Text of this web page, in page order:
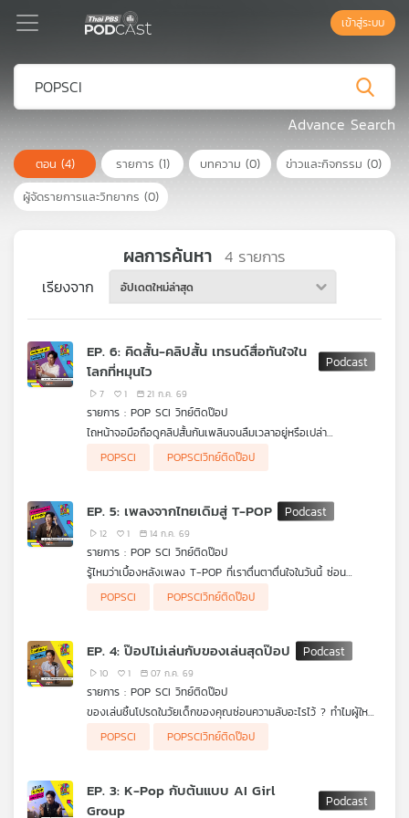
Podcast
เพล
ย์
ลิ
เพล
สต์
บทความ
และ
กิจกรรม
เข้าสู่ระบบ
Advance Search
ตอน (4) รายการ (1) บทความ (0) ข่าวและกิจกรรม (0)
ผู้จัดรายการและวิทยากร (0)
ผลการค้นหา 4 รายการ
เรียงจาก อัปเดตใหม่ล่าสุด
EP. 6: คิดสั้น-คลิปสั้น เทรนด์สื่อทันใจใน
โลกที่หมุนไว
7 1 21 ก.ค. 69
รายการ : POP SCI วิทย์ติดป๊อป
ไถหน้าจอมือถือดูคลิปสั้นกันเพลินจนลืมเวลาอยู่หรือเปล่า
#POPSCIวิทย์ติดป๊อป จะพาทุกคนไปแกะรอยเบื้องหลังปรากฏการณ์
"คลิปสั้น" ที่ยึดครองโลกโซเชียลในปัจจุบัน เจาะลึกวิวัฒนาการตั้งแต่
YouTube Shorts พร้อมไขความลับทางวิทยาศาสตร์สมองและข้อ
ควรระวังในยุคสมาธิสั้นที่สื่อต้องเอาชนะความเบื่อให้ได้ใน 3 วินาทีแรก
POPSCI POPSCIวิทย์ติดป๊อป
EP. 5: เพลงจากไทยเดิมสู่ T-POP
12 1 14 ก.ค. 69
รายการ : POP SCI วิทย์ติดป๊อป
รู้ไหมว่าเบื้องหลังเพลง T-POP ที่เราตื่นตาตื่นใจในวันนี้ ซ่อน
ประวัติศาสตร์และเทคโนโลยีอะไรไว้บ้าง ? มาร่วมแกะรอยการเดิน
ทางของเสียงดนตรีใน #POPSCIวิทย์ติดป๊อป เจาะลึกวิวัฒนาการ
วิทยาศาสตร์และวิศวกรรมเสียง ทั้งการทำงานของโปรแกรม DAW
และการประมวลผลคณิตศาสตร์ที่สร้างสรรค์ทำนองเพลงให้ติดหูคน
ฟัง
POPSCI POPSCIวิทย์ติดป๊อป
EP. 4: ป๊อปไม่เล่นกับของเล่นสุดป๊อป
10 1 07 ก.ค. 69
รายการ : POP SCI วิทย์ติดป๊อป
ของเล่นชิ้นโปรดในวัยเด็กของคุณซ่อนความลับอะไรไว้ ? ทำไมผู้ใหญ่
อย่างเรายังชอบสะสมของเล่น และยอมสุ่มกล่องจุ่มกันแบบฉุดไม่อยู่
? มาร่วมหาคำตอบใน #POPSCIวิทย์ติดป๊อป ที่จะพาคุณไปดูการเดิน
เครื่องมือบำบัดจิตใจและกระตุ้นความคิดสร้างสรรค์ชั้นยอดของมนุษย์
ทุกช่วงวัย!
POPSCI POPSCIวิทย์ติดป๊อป
EP. 3: K-Pop กับต้นแบบ AI Girl
Group